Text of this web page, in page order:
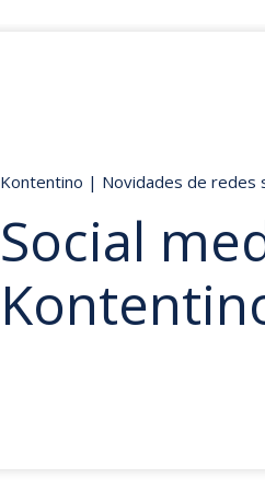
Kontentino | Novidades de redes
Social